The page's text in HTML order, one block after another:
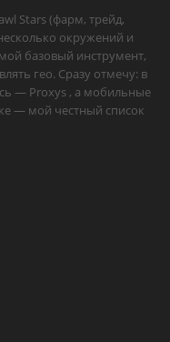
Stars (фарм, трейд,
окружений и
базовый инструмент,
гео. Сразу отмечу: в
— Proxys , а мобильные
— мой честный список